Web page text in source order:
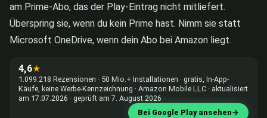
am Prime-Abo, das der Play-Eintrag nicht mitliefert.
Überspring sie, wenn du kein Prime hast. Nimm sie statt
Microsoft OneDrive, wenn dein Abo bei Amazon liegt.
4,6★
1.099.218 Rezensionen · 50 Mio.+ Installationen · gratis, In-App-
Käufe, keine Werbe-Kennzeichnung · Amazon Mobile LLC · aktualisiert
am 17.07.2026 · geprüft am 7. August 2026
Bei Google Play ansehen→